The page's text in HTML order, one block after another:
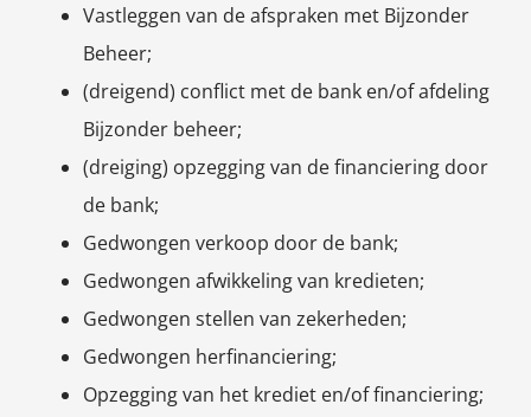
Vastleggen van de afspraken met Bijzonder
Beheer;
(dreigend) conflict met de bank en/of afdeling
Bijzonder beheer;
(dreiging) opzegging van de financiering door
de bank;
Gedwongen verkoop door de bank;
Gedwongen afwikkeling van kredieten;
Gedwongen stellen van zekerheden;
Gedwongen herfinanciering;
Opzegging van het krediet en/of financiering;